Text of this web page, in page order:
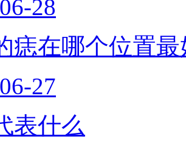
28
痣在哪个位置最
27
表什么